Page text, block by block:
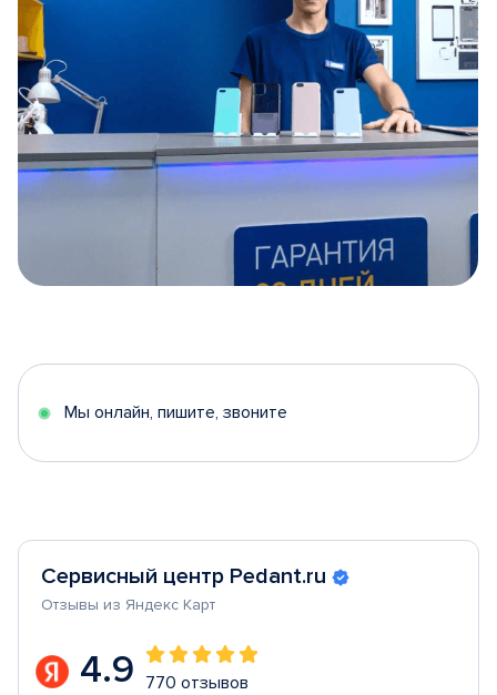
5
Мы онлайн, пишите, звоните
Сервисный центр Pedant.ru
Отзывы из Яндекс Карт
4.9 770 отзывов